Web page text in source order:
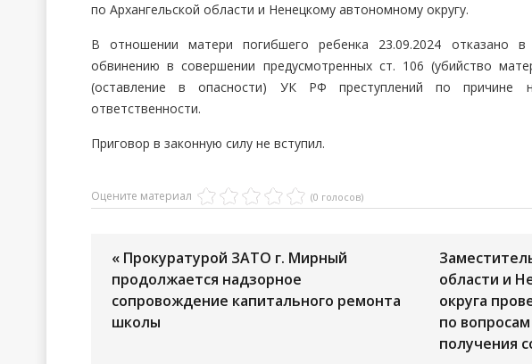
по Архангельской области и Ненецкому автономному округу.
В отношении матери погибшего ребенка 23.09.2024 отказано
обвинению в совершении предусмотренных ст. 106 (убийство
(оставление в опасности) УК РФ преступлений по причине
ответственности.
Приговор в законную силу не вступил.
Оцените материал (0 голосов)
« Прокуратурой ЗАТО г. Мирный
продолжается надзорное
сопровождение капитального ремонта
школы
области и
округа
по
получения